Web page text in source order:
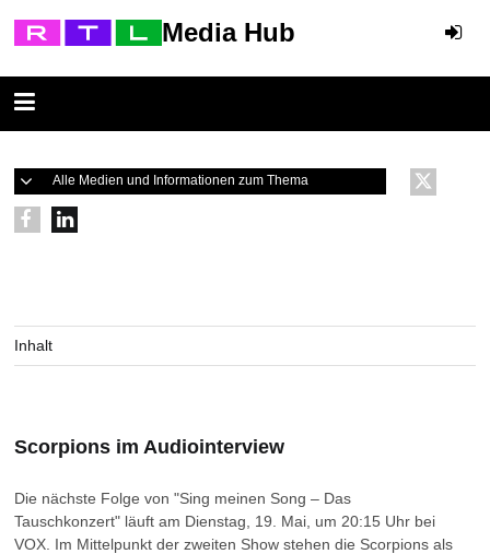
Media Hub
Alle Medien und Informationen zum Thema
Inhalt
Scorpions im Audiointerview
Die nächste Folge von "Sing meinen Song – Das
Tauschkonzert" läuft am Dienstag, 19. Mai, um 20:15 Uhr bei
VOX. Im Mittelpunkt der zweiten Show stehen die Scorpions als